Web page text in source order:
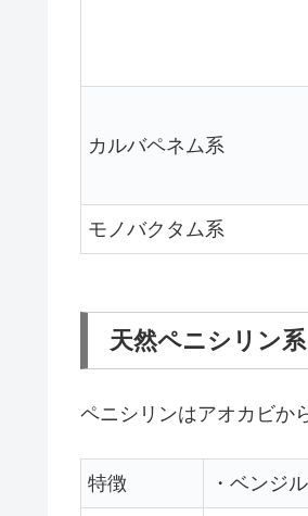
カルバペネム系
モノバクタム系
天然ペニシリン系
ペニシリンはアオカビか
特徴 ・ベンジ